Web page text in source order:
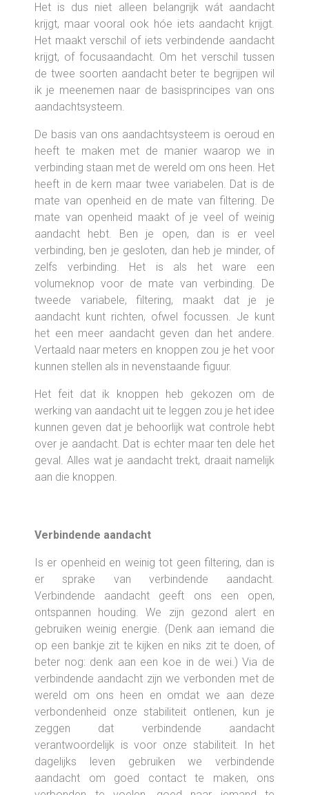
Het is dus niet alleen belangrijk wát aandacht
krijgt, maar vooral ook hóe iets aandacht krijgt.
Het maakt verschil of iets verbindende aandacht
krijgt, of focusaandacht. Om het verschil tussen
de twee soorten aandacht beter te begrijpen wil
ik je meenemen naar de basisprincipes van ons
aandachtsysteem.
De basis van ons aandachtsysteem is oeroud en
heeft te maken met de manier waarop we in
verbinding staan met de wereld om ons heen. Het
heeft in de kern maar twee variabelen. Dat is de
mate van openheid en de mate van filtering. De
mate van openheid maakt of je veel of weinig
aandacht hebt. Ben je open, dan is er veel
verbinding, ben je gesloten, dan heb je minder, of
zelfs verbinding. Het is als het ware een
volumeknop voor de mate van verbinding. De
tweede variabele, filtering, maakt dat je je
aandacht kunt richten, ofwel focussen. Je kunt
het een meer aandacht geven dan het andere.
Vertaald naar meters en knoppen zou je het voor
kunnen stellen als in nevenstaande figuur.
Het feit dat ik knoppen heb gekozen om de
werking van aandacht uit te leggen zou je het idee
kunnen geven dat je behoorlijk wat controle hebt
over je aandacht. Dat is echter maar ten dele het
geval. Alles wat je aandacht trekt, draait namelijk
aan die knoppen.
Verbindende aandacht
Is er openheid en weinig tot geen filtering, dan is
er sprake van verbindende aandacht.
Verbindende aandacht geeft ons een open,
ontspannen houding. We zijn gezond alert en
gebruiken weinig energie. (Denk aan iemand die
op een bankje zit te kijken en niks zit te doen, of
beter nog: denk aan een koe in de wei.) Via de
verbindende aandacht zijn we verbonden met de
wereld om ons heen en omdat we aan deze
verbondenheid onze stabiliteit ontlenen, kun je
zeggen dat verbindende aandacht
verantwoordelijk is voor onze stabiliteit. In het
dagelijks leven gebruiken we verbindende
aandacht om goed contact te maken, ons